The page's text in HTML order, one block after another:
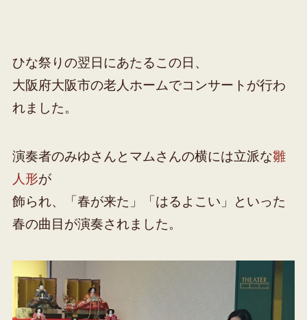
ひな祭りの翌日にあたるこの日、
大阪府大阪市の老人ホームでコンサートが行わ
れました。
演奏者のみゆさんとマムさんの横には立派な雛
人形が
飾られ、「春が来た」「はるよこい」といった
春の曲目が演奏されました。